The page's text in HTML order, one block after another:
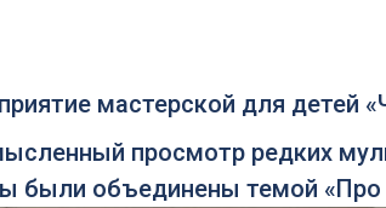
мастерской для детей
просмотр редких
были объединены темой